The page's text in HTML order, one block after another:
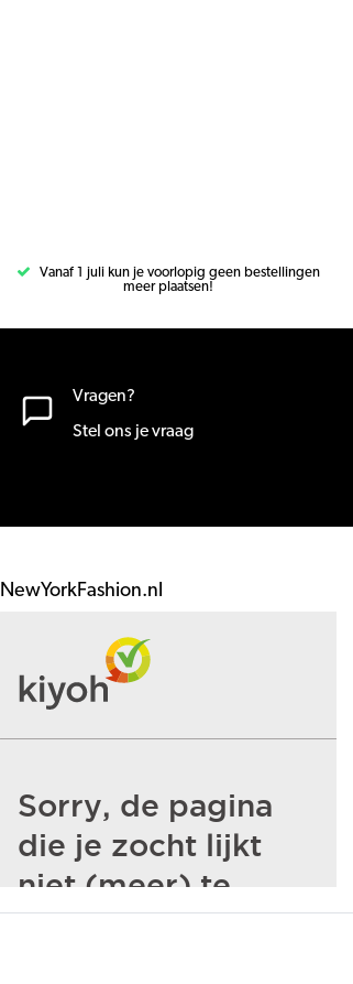
Vanaf 1 juli kun je voorlopig geen bestellingen
meer plaatsen!
Vragen?
Stel ons je vraag
NewYorkFashion.nl